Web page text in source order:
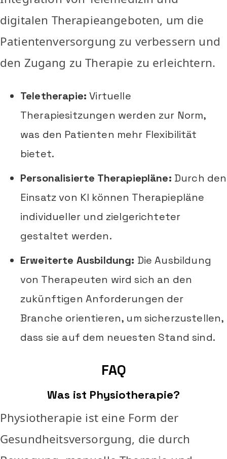
digitalen Therapieangeboten, um die
Patientenversorgung zu verbessern und
den Zugang zu Therapie zu erleichtern.
Teletherapie: Virtuelle
Therapiesitzungen werden zur Norm,
was den Patienten mehr Flexibilität
bietet.
Personalisierte Therapiepläne: Durch den
Einsatz von KI können Therapiepläne
individueller und zielgerichteter
gestaltet werden.
Erweiterte Ausbildung: Die Ausbildung
von Therapeuten wird sich an den
zukünftigen Anforderungen der
Branche orientieren, um sicherzustellen,
dass sie auf dem neuesten Stand sind.
FAQ
Was ist Physiotherapie?
Physiotherapie ist eine Form der
Gesundheitsversorgung, die durch